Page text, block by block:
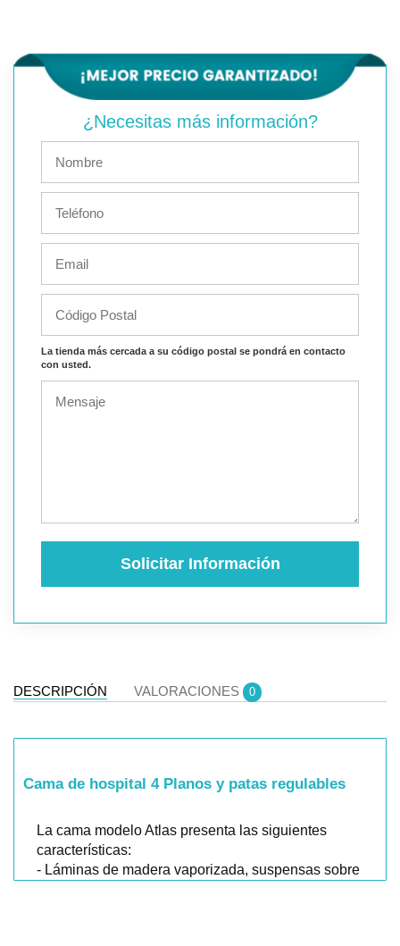
¿Necesitas más información?
La tienda más cercada a su código postal se pondrá en contacto
con usted.
Solicitar Información
DESCRIPCIÓN VALORACIONES 0
Cama de hospital 4 Planos y patas regulables
La cama modelo Atlas presenta las siguientes
características:
- Láminas de madera vaporizada, suspensas sobre